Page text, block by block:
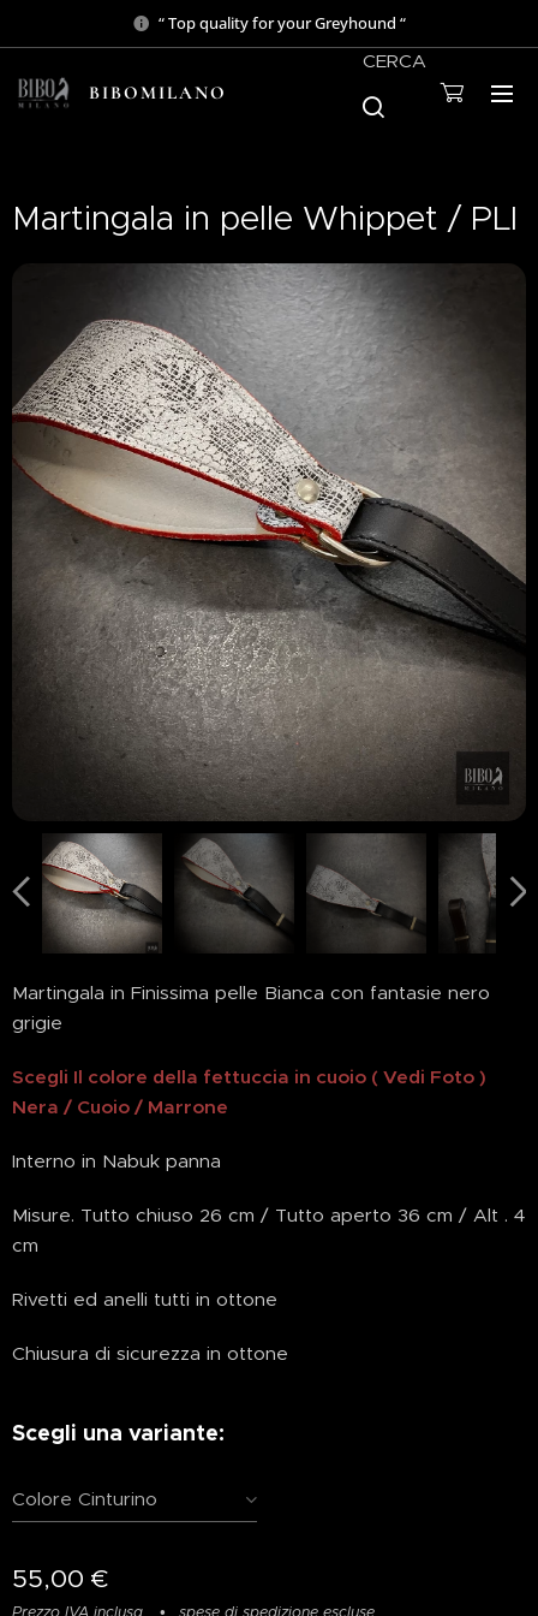
“ Top quality for your Greyhound “
BIBOMILANO
CERCA
Martingala in pelle Whippet / PLI
Martingala in Finissima pelle Bianca con fantasie nero
grigie
Scegli Il colore della fettuccia in cuoio ( Vedi Foto )
Nera / Cuoio / Marrone
Interno in Nabuk panna
Misure. Tutto chiuso 26 cm / Tutto aperto 36 cm / Alt . 4
cm
Rivetti ed anelli tutti in ottone
Chiusura di sicurezza in ottone
Scegli una variante:
Colore Cinturino
55,00 €
Prezzo IVA inclusa spese di spedizione escluse